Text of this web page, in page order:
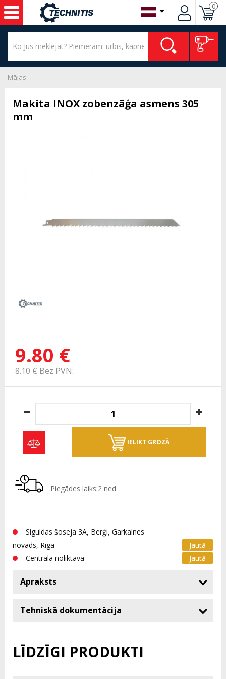
0
Mājas
Makita INOX zobenzāģa asmens 305
mm
9.80 €
8.10 € Bez PVN:
IELIKT GROZĀ
Piegādes laiks:2 ned.
Siguldas šoseja 3A, Berģi, Garkalnes
novads, Rīga
Jautā
Centrālā noliktava
Jautā
Apraksts
Tehniskā dokumentācija
LĪDZĪGI PRODUKTI